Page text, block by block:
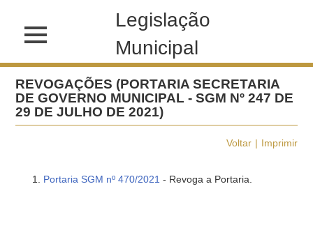
Legislação
Municipal
REVOGAÇÕES (PORTARIA SECRETARIA
DE GOVERNO MUNICIPAL - SGM Nº 247 DE
29 DE JULHO DE 2021)
Voltar Imprimir
Portaria SGM nº 470/2021 - Revoga a Portaria.